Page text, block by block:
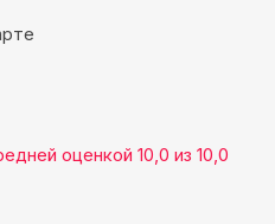
оценкой 10,0 из 10,0